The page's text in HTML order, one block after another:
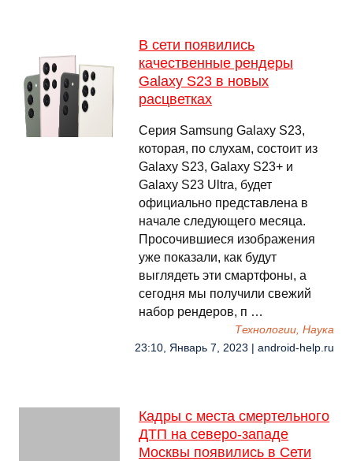
В сети появились
качественные рендеры
Galaxy S23 в новых
расцветках
Серия Samsung Galaxy S23,
которая, по слухам, состоит из
Galaxy S23, Galaxy S23+ и
Galaxy S23 Ultra, будет
официально представлена в
начале следующего месяца.
Просочившиеся изображения
уже показали, как будут
выглядеть эти смартфоны, а
сегодня мы получили свежий
набор рендеров, п …
Технологии, Наука
23:10, Январь 7, 2023 | android-help.ru
Кадры с места смертельного
ДТП на северо-западе
Москвы появились в Сети